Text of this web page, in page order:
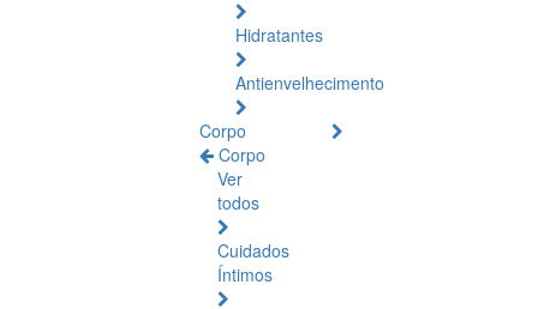
Hidratantes
Antienvelhecimento
Corpo
Corpo
Ver
todos
Cuidados
Íntimos